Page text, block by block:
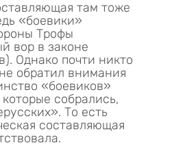
там тоже
«боевики»
Трофы
вор в законе
Однако почти никто
обратил внимания
«боевиков»
собрались,
То есть
составляющая